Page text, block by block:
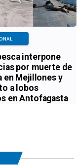
interpone
por muerte de
en Mejillones y
a lobos
en Antofagasta